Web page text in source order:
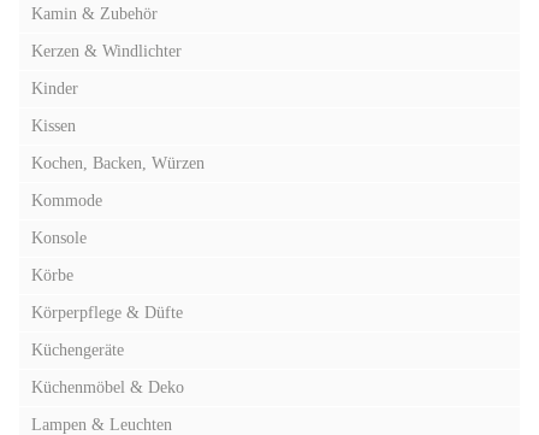
Kamin & Zubehör
Kerzen & Windlichter
Kinder
Kissen
Kochen, Backen, Würzen
Kommode
Konsole
Körbe
Körperpflege & Düfte
Küchengeräte
Küchenmöbel & Deko
Lampen & Leuchten